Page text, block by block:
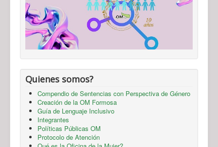
Quienes somos?
Compendio de Sentencias con Perspectiva de Género
Creación de la OM Formosa
Guía de Lenguaje Inclusivo
Integrantes
Políticas Públicas OM
Protocolo de Atención